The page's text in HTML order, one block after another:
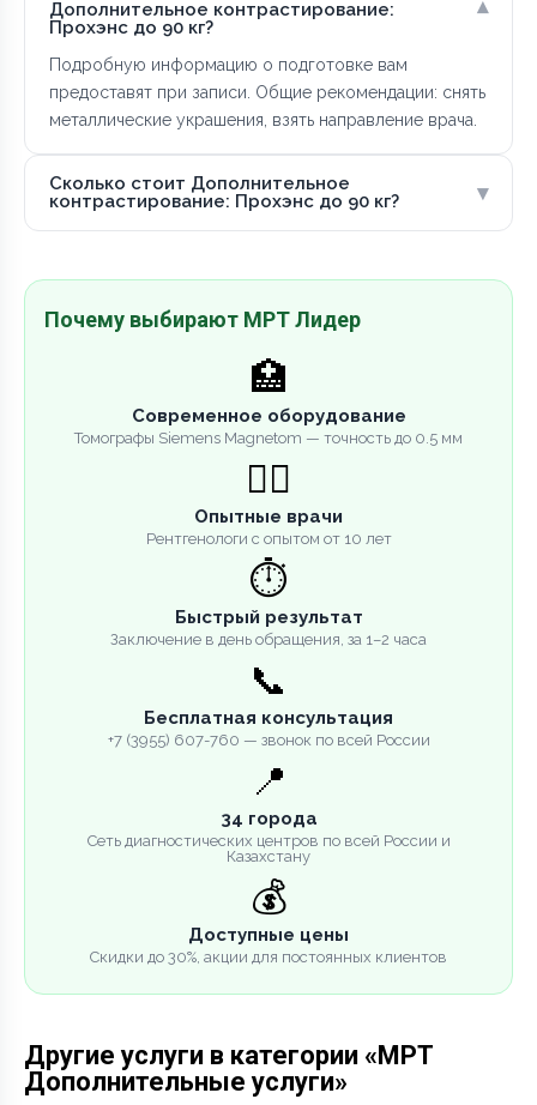
Дополнительное контрастирование:
Прохэнс до 90 кг?
▾
Подробную информацию о подготовке вам
предоставят при записи. Общие рекомендации: снять
металлические украшения, взять направление врача.
Сколько стоит Дополнительное
контрастирование: Прохэнс до 90 кг?
▾
Почему выбирают МРТ Лидер
🏥
Современное оборудование
Томографы Siemens Magnetom — точность до 0.5 мм
👨‍⚕️
Опытные врачи
Рентгенологи с опытом от 10 лет
⏱️
Быстрый результат
Заключение в день обращения, за 1–2 часа
📞
Бесплатная консультация
+7 (3955) 607-760 — звонок по всей России
📍
34 города
Сеть диагностических центров по всей России и
Казахстану
💰
Доступные цены
Скидки до 30%, акции для постоянных клиентов
Другие услуги в категории «МРТ
Дополнительные услуги»